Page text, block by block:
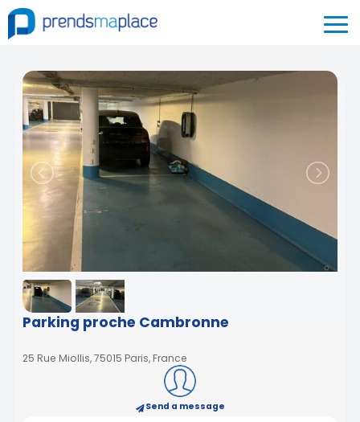
Parking proche Cambronne
25 Rue Miollis, 75015 Paris, France
Send a message